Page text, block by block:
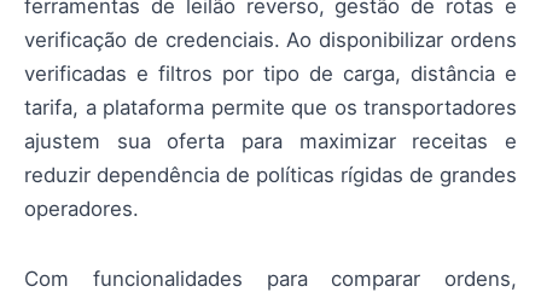
ferramentas de leilão reverso, gestão de rotas e
verificação de credenciais. Ao disponibilizar ordens
verificadas e filtros por tipo de carga, distância e
tarifa, a plataforma permite que os transportadores
ajustem sua oferta para maximizar receitas e
reduzir dependência de políticas rígidas de grandes
operadores.
Com funcionalidades para comparar ordens,